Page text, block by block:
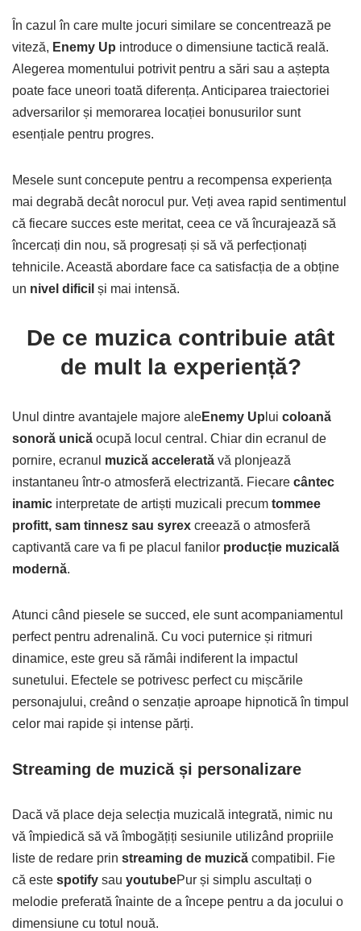
În cazul în care multe jocuri similare se concentrează pe
viteză, Enemy Up introduce o dimensiune tactică reală.
Alegerea momentului potrivit pentru a sări sau a aștepta
poate face uneori toată diferența. Anticiparea traiectoriei
adversarilor și memorarea locației bonusurilor sunt
esențiale pentru progres.
Mesele sunt concepute pentru a recompensa experiența
mai degrabă decât norocul pur. Veți avea rapid sentimentul
că fiecare succes este meritat, ceea ce vă încurajează să
încercați din nou, să progresați și să vă perfecționați
tehnicile. Această abordare face ca satisfacția de a obține
un nivel dificil și mai intensă.
De ce muzica contribuie atât
de mult la experiență?
Unul dintre avantajele majore aleEnemy Up lui coloană
sonoră unică ocupă locul central. Chiar din ecranul de
pornire, ecranul muzică accelerată vă plonjează
instantaneu într-o atmosferă electrizantă. Fiecare cântec
inamic interpretate de artiști muzicali precum tommee
profitt, sam tinnesz sau syrex creează o atmosferă
captivantă care va fi pe placul fanilor producție muzicală
modernă.
Atunci când piesele se succed, ele sunt acompaniamentul
perfect pentru adrenalină. Cu voci puternice și ritmuri
dinamice, este greu să rămâi indiferent la impactul
sunetului. Efectele se potrivesc perfect cu mișcările
personajului, creând o senzație aproape hipnotică în timpul
celor mai rapide și intense părți.
Streaming de muzică și personalizare
Dacă vă place deja selecția muzicală integrată, nimic nu
vă împiedică să vă îmbogățiți sesiunile utilizând propriile
liste de redare prin streaming de muzică compatibil. Fie
că este spotify sau youtubePur și simplu ascultați o
melodie preferată înainte de a începe pentru a da jocului o
dimensiune cu totul nouă.